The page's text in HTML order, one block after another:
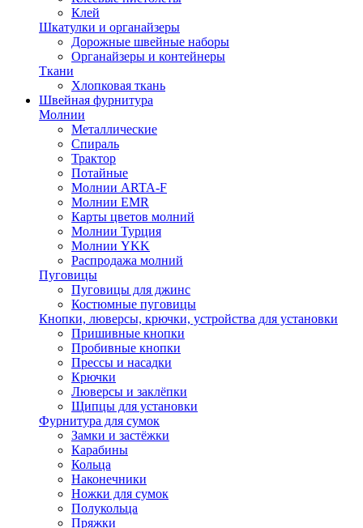
Клей
Шкатулки и органайзеры
Дорожные швейные наборы
Органайзеры и контейнеры
Ткани
Хлопковая ткань
Швейная фурнитура
Молнии
Металлические
Спираль
Трактор
Потайные
Молнии ARTA-F
Молнии EMR
Карты цветов молний
Молнии Турция
Молнии YKK
Распродажа молний
Пуговицы
Пуговицы для джинс
Костюмные пуговицы
Кнопки, люверсы, крючки, устройства для установки
Пришивные кнопки
Пробивные кнопки
Прессы и насадки
Крючки
Люверсы и заклёпки
Щипцы для установки
Фурнитура для сумок
Замки и застёжки
Карабины
Кольца
Наконечники
Ножки для сумок
Полукольца
Пряжки